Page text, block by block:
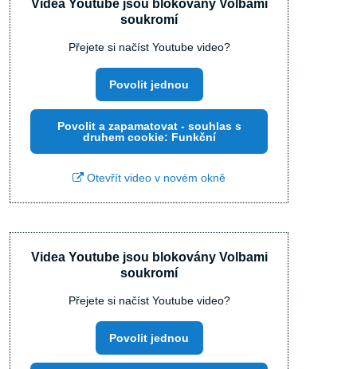
Videa Youtube jsou blokovány Volbami
soukromí
Přejete si načíst Youtube video?
Povolit jednou
Povolit a zapamatovat - souhlas s
druhem cookie: Funkční
Otevřít video v novém okně
Videa Youtube jsou blokovány Volbami
soukromí
Přejete si načíst Youtube video?
Povolit jednou